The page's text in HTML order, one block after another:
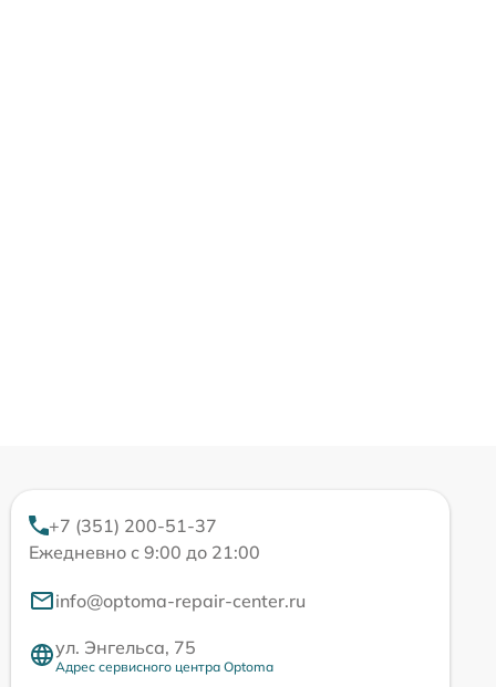
+7 (351) 200-51-37
Ежедневно с 9:00 до 21:00
info@optoma-repair-center.ru
ул. Энгельса, 75
Адрес сервисного центра Optoma